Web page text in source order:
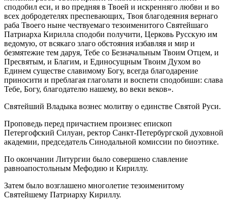
сподобил еси, и во предняя в Твоей и искренняго любви и во
всех добродетелях преспевающих, Твоя благодеяния вернаго
раба Твоего ныне чествуемаго тезоименитого Святейшаго
Патриарха Кирилла сподоби получити, Церковь Русскую им
ведомую, от всякаго злаго обстояния избавляя и мир и
безмятежие тем даруя, Тебе со Безначальным Твоим Отцем, и
Пресвятым, и Благим, и Единосущным Твоим Духом во
Единем существе славимому Богу, всегда благодарение
приносити и преблагая глаголати и воспети сподобиши: слава
Тебе, Богу, благодателю нашему, во веки веков».
Святейший Владыка вознес молитву о единстве Святой Руси.
Проповедь перед причастием произнес епископ
Петергофский Силуан, ректор Санкт-Петербургской духовной
академии, председатель Синодальной комиссии по биоэтике.
По окончании Литургии было совершено славление
равноапостольным Мефодию и Кириллу.
Затем было возглашено многолетие тезоименитому
Святейшему Патриарху Кириллу.